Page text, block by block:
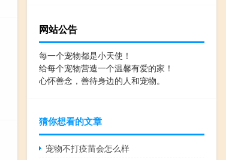
网站公告
每一个宠物都是小天使！
给每个宠物营造一个温馨有爱的家！
心怀善念，善待身边的人和宠物。
猜你想看的文章
宠物不打疫苗会怎么样